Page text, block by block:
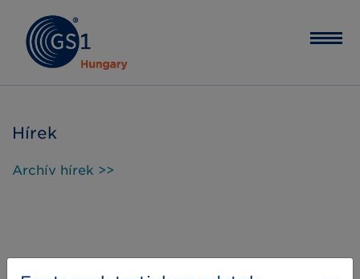
Hírek
Archív hírek >>